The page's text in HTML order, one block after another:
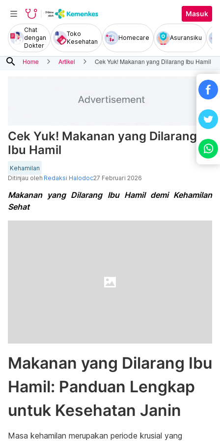
Masuk
Chat
dengan
Dokter
Toko
Kesehatan
Homecare Asuransiku
search Home Artikel Cek Yuk! Makanan yang Dilarang Ibu Hamil
Cek Yuk! Makanan yang Dilarang
Ibu Hamil
Kehamilan
Ditinjau oleh Redaksi Halodoc27 Februari 2026
Makanan yang Dilarang Ibu Hamil demi Kehamilan
Sehat
Makanan yang Dilarang Ibu
Hamil: Panduan Lengkap
untuk Kesehatan Janin
Masa kehamilan merupakan periode krusial yang